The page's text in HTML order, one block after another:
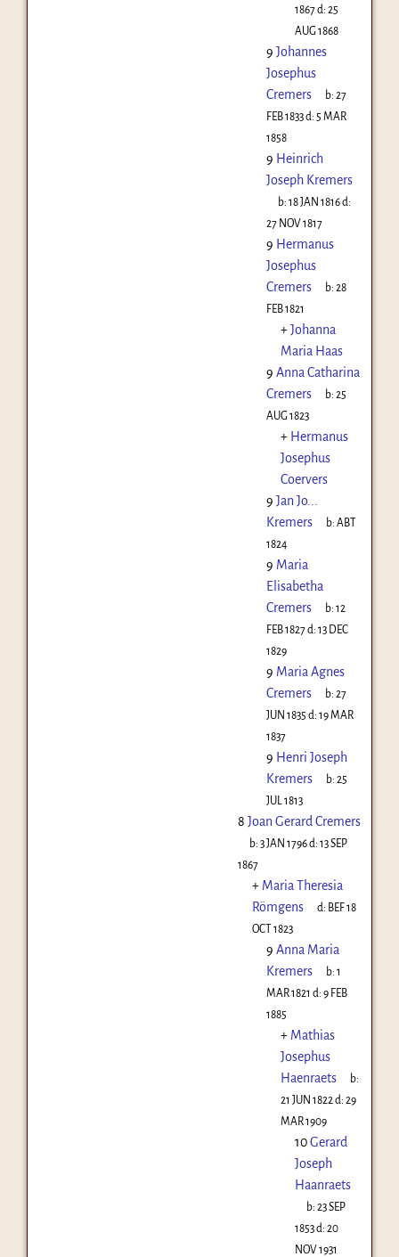
1867d: 25
AUG 1868
9 Johannes
Josephus
Cremers
b:27
FEB 1833d: 5 MAR
1858
9 Heinrich
Joseph Kremers
b:18 JAN 1816d:
27 NOV 1817
9 Hermanus
Josephus
Cremers
b:28
FEB 1821
+Johanna
Maria Haas
9 Anna Catharina
Cremers
b:25
AUG 1823
+ Hermanus
Josephus
Coervers
9 Jan Jo...
Kremers
b:ABT
1824
9 Maria
Elisabetha
Cremers
b:12
FEB 1827d: 13 DEC
1829
9 Maria Agnes
Cremers
b:27
JUN 1835 d: 19 MAR
1837
9 Henri Joseph
Kremers
b:25
JUL 1813
8 Joan Gerard Cremers
b:3 JAN 1796d:13 SEP
1867
+ Maria Theresia
Römgens
d: BEF 18
OCT 1823
9 Anna Maria
Kremers
b:1
MAR 1821 d: 9 FEB
1885
+ Mathias
Josephus
Haenraets
b:
21 JUN 1822 d: 29
MAR 1909
10Gerard
Joseph
Haanraets
b:23 SEP
1853d: 20
NOV 1931